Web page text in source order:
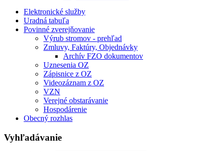
Elektronické služby
Uradná tabuľa
Povinné zverejňovanie
Výrub stromov - prehľad
Zmluvy, Faktúry, Objednávky
Archív FZO dokumentov
Uznesenia OZ
Zápisnice z OZ
Videozáznam z OZ
VZN
Verejné obstarávanie
Hospodárenie
Obecný rozhlas
Vyhľadávanie